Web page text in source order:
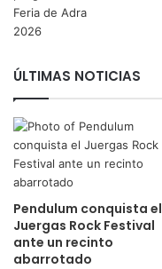
ÚLTIMAS NOTICIAS
Pendulum conquista el
Juergas Rock Festival
ante un recinto
abarrotado